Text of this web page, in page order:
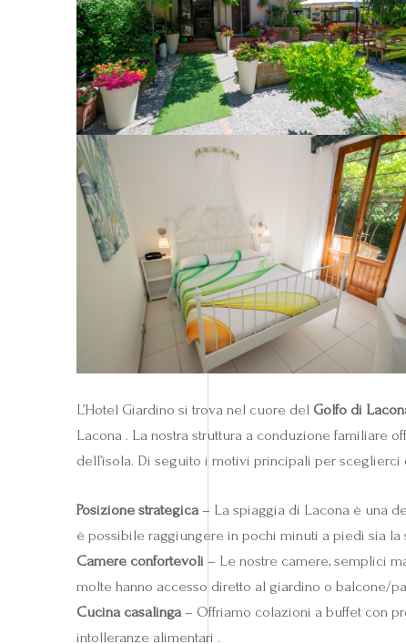
L’Hotel Giardino si trova nel cuore del Golfo di
Lacona . La nostra struttura a conduzione familiare
dell’isola. Di seguito i motivi principali per sceglierci
Posizione strategica– La spiaggia di Lacona è una
è possibile raggiungere in pochi minuti a piedi sia
Camere confortevoli – Le nostre camere, semplici
molte hanno accesso diretto al giardino o balcone/
Cucina casalinga– Offriamo colazioni a buffet con
intolleranze alimentari .